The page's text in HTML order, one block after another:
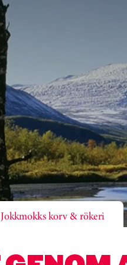
Jokkmokks korv & rökeri